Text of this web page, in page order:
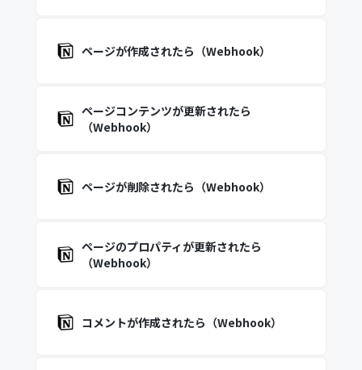
ページが作成されたら（Webhook）
ページコンテンツが更新されたら
（Webhook）
ページが削除されたら（Webhook）
ページのプロパティが更新されたら
（Webhook）
コメントが作成されたら（Webhook）